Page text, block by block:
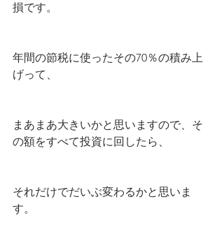
損です。
年間の節税に使ったその70％の積み上
げって、
まあまあ大きいかと思いますので、そ
の額をすべて投資に回したら、
それだけでだいぶ変わるかと思いま
す。